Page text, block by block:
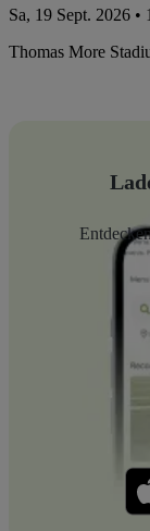
Sa, 19 Sept. 2026 •
Thomas More